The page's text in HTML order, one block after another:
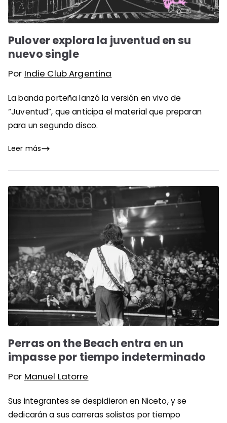
Pulover explora la juventud en su
nuevo single
Por Indie Club Argentina
La banda porteña lanzó la versión en vivo de
“Juventud”, que anticipa el material que preparan
para un segundo disco.
Leer más
Perras on the Beach entra en un
impasse por tiempo indeterminado
Por Manuel Latorre
Sus integrantes se despidieron en Niceto, y se
dedicarán a sus carreras solistas por tiempo